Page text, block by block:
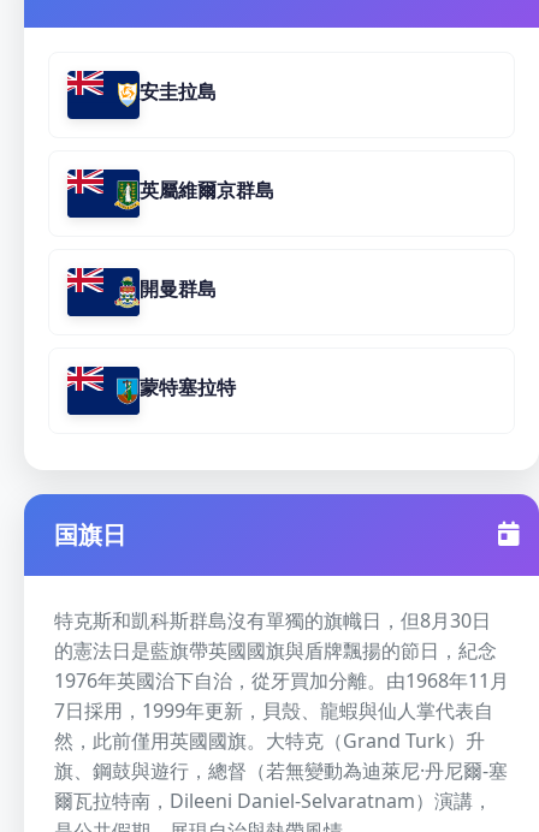
安圭拉島
英屬維爾京群島
開曼群島
蒙特塞拉特
国旗日
特克斯和凱科斯群島沒有單獨的旗幟日，但8月30日
的憲法日是藍旗帶英國國旗與盾牌飄揚的節日，紀念
1976年英國治下自治，從牙買加分離。由1968年11月
7日採用，1999年更新，貝殼、龍蝦與仙人掌代表自
然，此前僅用英國國旗。大特克（Grand Turk）升
旗、鋼鼓與遊行，總督（若無變動為迪萊尼·丹尼爾-塞
爾瓦拉特南，Dileeni Daniel-Selvaratnam）演講，